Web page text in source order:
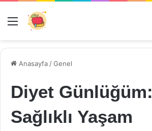
Menü
Anasayfa /Genel
Diyet Günlüğüm:
Sağlıklı Yaşam